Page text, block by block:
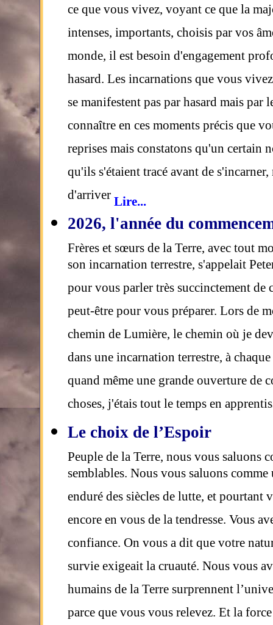
ce que vous vivez, voyant ce que la
intenses, importants, choisis par vos
monde, il est besoin d'engagement
hasard. Les incarnations que vous
se manifestent pas par hasard mais
connaître en ces moments précis que
reprises mais constatons qu'un
qu'ils s'étaient tracé avant de
d'arriver Lire...
2026, l'année du
Frères et sœurs de la Terre, avec tout
son incarnation terrestre, s'appelait
pour vous parler très succinctement
peut-être pour vous préparer. Lors de
chemin de Lumière, le chemin où je
dans une incarnation terrestre, à
quand même une grande ouverture de
choses, j'étais tout le temps en
Le choix de l’Espoir
Peuple de la Terre, nous vous saluons
semblables. Nous vous saluons
enduré des siècles de lutte, et
encore en vous de la tendresse. Vous
confiance. On vous a dit que votre
survie exigeait la cruauté. Nous vous
humains de la Terre surprennent
parce que vous vous relevez. Et la